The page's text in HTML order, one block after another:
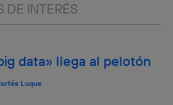
DE INTERÉS
data» llega al pelotón
Luque